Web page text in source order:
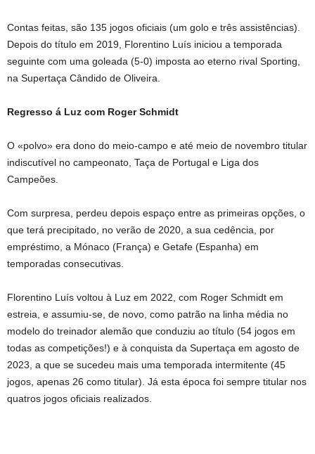
Contas feitas, são 135 jogos oficiais (um golo e três assistências).
Depois do título em 2019, Florentino Luís iniciou a temporada
seguinte com uma goleada (5-0) imposta ao eterno rival Sporting,
na Supertaça Cândido de Oliveira.
Regresso á Luz com Roger Schmidt
O «polvo» era dono do meio-campo e até meio de novembro titular
indiscutível no campeonato, Taça de Portugal e Liga dos
Campeões.
Com surpresa, perdeu depois espaço entre as primeiras opções, o
que terá precipitado, no verão de 2020, a sua cedência, por
empréstimo, a Mónaco (França) e Getafe (Espanha) em
temporadas consecutivas.
Florentino Luís voltou à Luz em 2022, com Roger Schmidt em
estreia, e assumiu-se, de novo, como patrão na linha média no
modelo do treinador alemão que conduziu ao título (54 jogos em
todas as competições!) e à conquista da Supertaça em agosto de
2023, a que se sucedeu mais uma temporada intermitente (45
jogos, apenas 26 como titular). Já esta época foi sempre titular nos
quatros jogos oficiais realizados.